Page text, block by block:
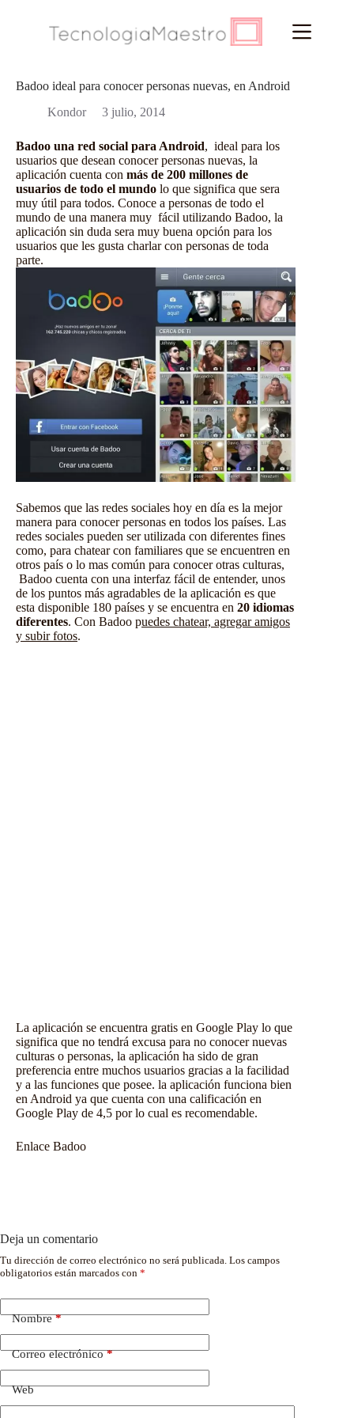
Badoo ideal para conocer personas nuevas, en Android
Kondor
3 julio, 2014
Badoo una red social para Android, ideal para los
usuarios que desean conocer personas nuevas, la
aplicación cuenta con más de 200 millones de
usuarios de todo el mundo lo que significa que sera
muy útil para todos. Conoce a personas de todo el
mundo de una manera muy fácil utilizando Badoo, la
aplicación sin duda sera muy buena opción para los
usuarios que les gusta charlar con personas de toda
parte.
Sabemos que las redes sociales hoy en día es la mejor
manera para conocer personas en todos los países. Las
redes sociales pueden ser utilizada con diferentes fines
como, para chatear con familiares que se encuentren en
otros país o lo mas común para conocer otras culturas,
Badoo cuenta con una interfaz fácil de entender, unos
de los puntos más agradables de la aplicación es que
esta disponible 180 países y se encuentra en 20 idiomas
diferentes. Con Badoo puedes chatear, agregar amigos
y subir fotos.
La aplicación se encuentra gratis en Google Play lo que
significa que no tendrá excusa para no conocer nuevas
culturas o personas, la aplicación ha sido de gran
preferencia entre muchos usuarios gracias a la facilidad
y a las funciones que posee. la aplicación funciona bien
en Android ya que cuenta con una calificación en
Google Play de 4,5 por lo cual es recomendable.
Enlace Badoo
Deja un comentario
Tu dirección de correo electrónico no será publicada. Los campos
obligatorios están marcados con *
Nombre*
Correo electrónico*
Web